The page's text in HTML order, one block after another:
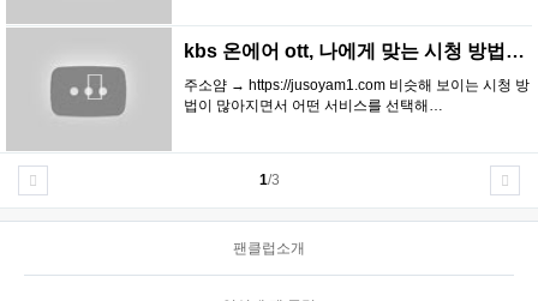
kbs 온에어 ott, 나에게 맞는 시청 방법…
주소얌 → https://jusoyam1.com 비슷해 보이는 시청 방
법이 많아지면서 어떤 서비스를 선택해…
1/3
팬클럽소개